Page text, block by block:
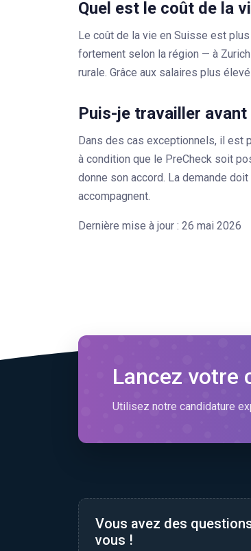
Quel est le coût de la
Le coût de la vie en Suisse est
fortement selon la région — à
rurale. Grâce aux salaires plus
Puis-je travailler
Dans des cas exceptionnels, il est
à condition que le PreCheck soit
donne son accord. La demande
accompagnent.
Dernière mise à jour : 26 mai 2026
Lancez votre
Utilisez notre candidature
Vous avez des
vous !